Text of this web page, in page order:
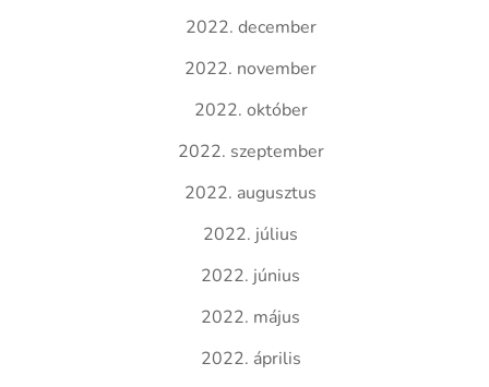
2022. december
2022. november
2022. október
2022. szeptember
2022. augusztus
2022. július
2022. június
2022. május
2022. április